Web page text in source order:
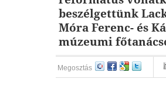
beszélgettünk
Móra Ferenc- és
múzeumi
Megosztás